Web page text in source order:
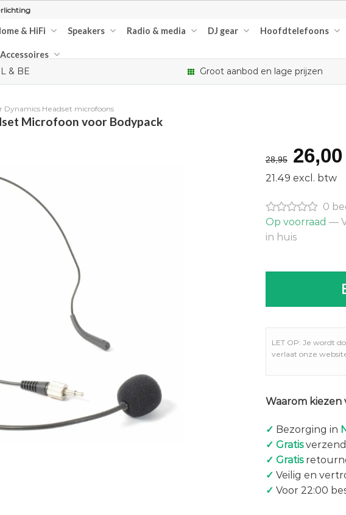
& HiFi Speakers Radio & media DJ gear Hoofdtelefoons
Accessoires
& BE Groot aanbod en lage prijzen
Dynamics Headset microfoons
Microfoon voor Bodypack
28,95
prijs
was:
26,00
21.49 excl. btw
0
Op voorraad —
in huis
LET OP: Je wordt
verlaat onze
Waarom kiezen
✓ Bezorging in
✓ Gratis
✓ Gratis
✓ Veilig en
✓ Voor 22:00